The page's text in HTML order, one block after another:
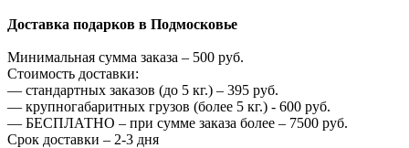
Доставка подарков в Подмосковье
Минимальная сумма заказа – 500 руб.
Стоимость доставки:
— стандартных заказов (до 5 кг.) – 395 руб.
— крупногабаритных грузов (более 5 кг.) - 600 руб.
— БЕСПЛАТНО – при сумме заказа более – 7500 руб.
Срок доставки – 2-3 дня